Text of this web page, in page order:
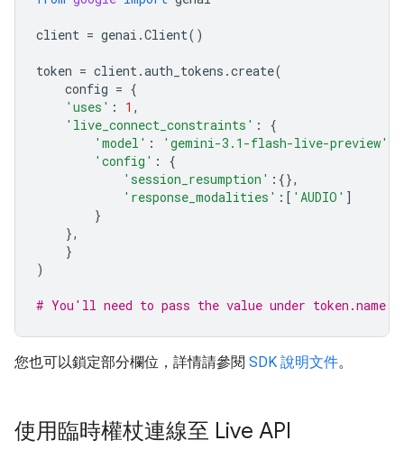
client = genai .Client()
token = client.auth_tokens .create(
config = {
'uses' : 1 ,
'live_connect_constraints' :
{
'model' : 'gemini-3.1-flash-live-preview'
'config' :
{
'session_resumption' :{},
'response_modalities' :[ 'AUDIO' ]
}
},
}
)
# You'll need to pass the value under
您也可以鎖定部分欄位，詳情請參閱 SDK 說明文件。
使用臨時權杖連線至 Live API